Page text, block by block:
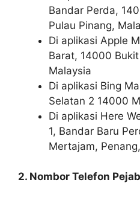
Bandar Perda,
Pulau Pinang,
Di aplikasi Apple
Barat, 14000
Malaysia
Di aplikasi Bing
Selatan 2 14000
Di aplikasi Here
1, Bandar Baru
Mertajam,
2. Nombor Telefon